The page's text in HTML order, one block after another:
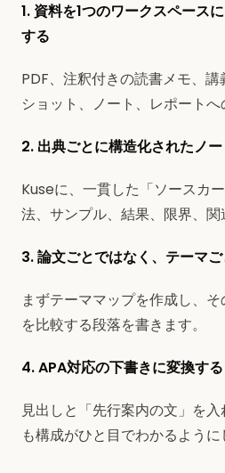
1. 資料を1つのワークスペース
する
PDF、注釈付きの読書メモ、
ショット、ノート、レポートへ
2. 出典ごとに構造化されたノ
Kuseに、一貫した「ソースカ
法、サンプル、結果、限界、関
3. 論文ごとではなく、テーマ
まずテーママップを作成し、
を比較する段落を書きます。
4. APA対応の下書きに変換する
見出しと「先行案内の文」を
も構成がひと目でわかるように